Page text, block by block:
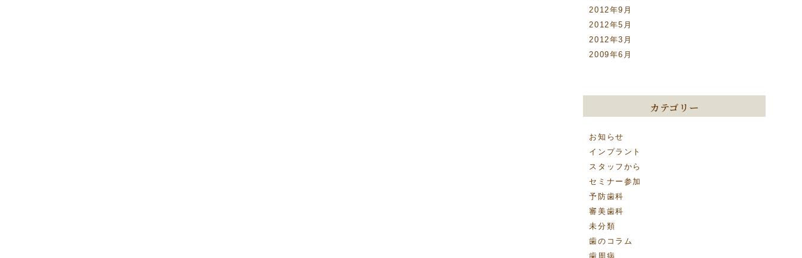
2012年9月
2012年5月
2012年3月
2009年6月
カテゴリー
お知らせ
インプラント
スタッフから
セミナー参加
予防歯科
審美歯科
未分類
歯のコラム
歯周病